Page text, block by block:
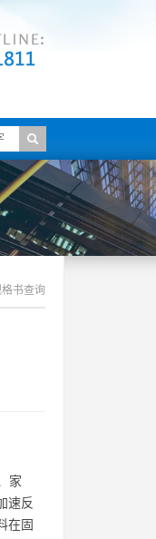
书查询
家
速反
在固